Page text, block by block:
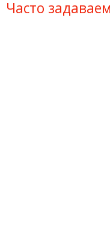
Часто